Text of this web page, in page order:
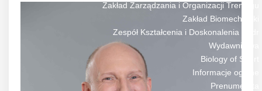
Zakład Zarządzania i Organizacji Treningu
Zakład Biomechaniki
Zespół Kształcenia i Doskonalenia Kadr
Wydawnictwa
Biology of Sport
Informacje ogólne
Prenumerata